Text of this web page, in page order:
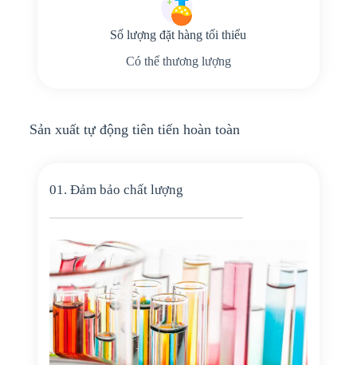
Số lượng đặt hàng tối thiểu
Có thể thương lượng
Sản xuất tự động tiên tiến hoàn toàn
01. Đảm bảo chất lượng